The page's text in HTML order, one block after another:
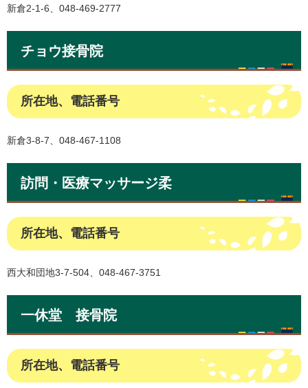
新倉2-1-6、048-469-2777
チョウ接骨院
所在地、電話番号
新倉3-8-7、048-467-1108
訪問・医療マッサージ柔
所在地、電話番号
西大和団地3-7-504、048-467-3751
一休堂 接骨院
所在地、電話番号